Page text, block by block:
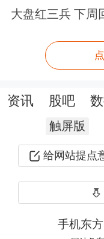
的话语权。
此外，从提
统模式。
从全球统计
模已超过了
是中国的银
“但问题是，
大盘红三兵 下周
资讯 股吧
触屏版
给网站提点
手机东方